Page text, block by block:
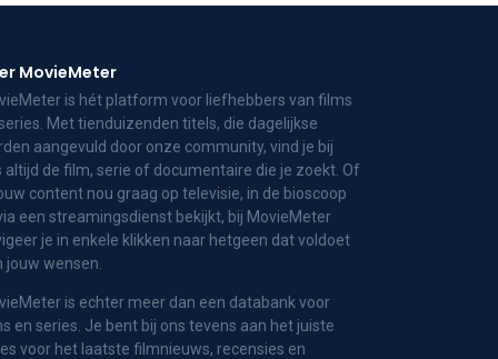
MovieMeter
is hét platform voor liefhebbers van films
Met tienduizenden titels, die dagelijkse
aangevuld door onze community, vind je bij
altijd de film, serie of documentaire die je zoekt. Of
content nou graag op televisie, in de bioscoop
een streamingsdienst bekijkt, bij MovieMeter
je in enkele klikken naar hetgeen dat voldoet
jouw wensen.
is echter meer dan een databank voor
en series. Je bent bij ons tevens aan het juiste
voor het laatste filmnieuws, recensies en